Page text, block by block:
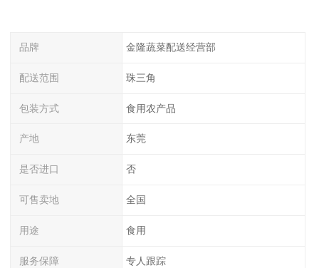
品牌 金隆蔬菜配送经营部
配送范围 珠三角
包装方式 食用农产品
产地 东莞
是否进口 否
可售卖地 全国
用途 食用
服务保障 专人跟踪